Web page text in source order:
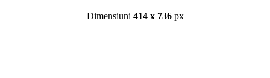
Dimensiuni 414 x 736px